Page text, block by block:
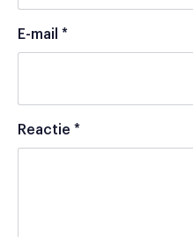
E-mail *
Reactie *